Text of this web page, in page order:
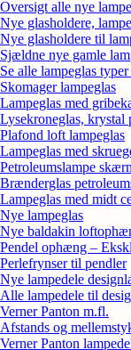
Oversigt alle nye
Nye glasholdere,
Nye glasholdere til
Sjældne nye gamle
Se alle lampeglas
Skomager lampeglas
Lampeglas med
Lysekroneglas, krystal
Plafond loft lampeglas
Lampeglas med
Petroleumslampe
Brænderglas
Lampeglas med midt
Nye lampeglas
Nye baldakin
Pendel ophæng –
Perlefrynser til pendler
Nye lampedele
Alle lampedele til
Verner Panton m.fl.
Afstands og
Verner Panton